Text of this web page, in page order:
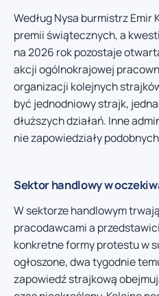
Według Nysa burmistrz Emir
premii świątecznych, a
na 2026 rok pozostaje
akcji ogólnokrajowej
organizacji kolejnych
być jednodniowy strajk,
dłuższych działań. Inne
nie zapowiedziały
Sektor handlowy w
W sektorze handlowym
pracodawcami a
konkretne formy protestu w
ogłoszone, dwa tygodnie
zapowiedź strajkową